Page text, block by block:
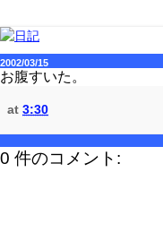
2002/03/15
お腹すいた。
at 3:30
0 件のコメント: